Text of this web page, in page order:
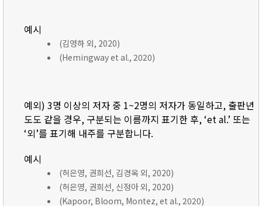
예시
(김영하 외, 2020)
(Hemingway et al., 2020)
예외) 3명 이상의 저자 중 1~2명의 저자가 동일하고, 출판년
도도 같을 경우, 구분되는 이름까지 표기한 후, ‘et al.’ 또는
‘외’를 표기해 내주를 구분합니다.
예시
(허은영, 권희선, 김경옥 외, 2020)
(허은영, 권희선, 신정아 외, 2020)
(Kapoor, Bloom, Montez, et al., 2020)